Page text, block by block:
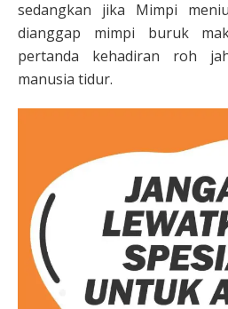
sedangkan jika Mimpi
dianggap mimpi buruk
pertanda kehadiran roh
manusia tidur.